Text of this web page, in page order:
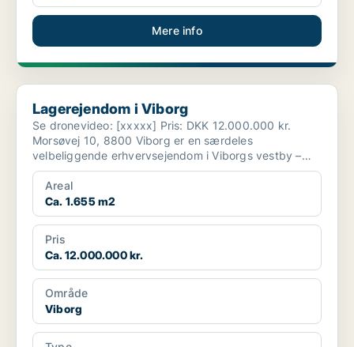
Mere info
Lagerejendom i Viborg
Lagerejendom i Viborg
Se dronevideo: [xxxxx] Pris: DKK 12.000.000 kr.
Morsøvej 10, 8800 Viborg er en særdeles
velbeliggende erhvervsejendom i Viborgs vestby –
strategisk pla...
Areal
Ca. 1.655 m2
Pris
Ca. 12.000.000 kr.
Område
Viborg